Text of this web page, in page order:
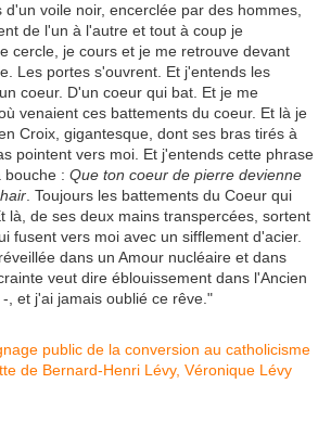
d'un voile noir, encerclée par des hommes,
de l'un à l'autre et tout à coup je
cercle, je cours et je me retrouve devant
Les portes s'ouvrent. Et j'entends les
coeur. D'un coeur qui bat. Et je me
venaient ces battements du coeur. Et là je
Croix, gigantesque, dont ses bras tirés à
pointent vers moi. Et j'entends cette phrase
bouche : Que ton coeur de pierre devienne
. Toujours les battements du Coeur qui
là, de ses deux mains transpercées, sortent
fusent vers moi avec un sifflement d'acier.
dans un Amour nucléaire et dans
veut dire éblouissement dans l'Ancien
, et j'ai jamais oublié ce rêve."